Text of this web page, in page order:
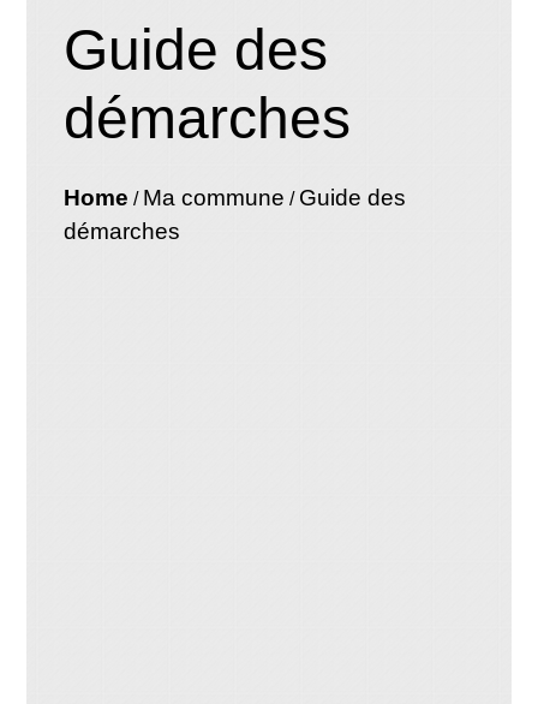
Guide des
démarches
Home / Ma commune / Guide des
démarches